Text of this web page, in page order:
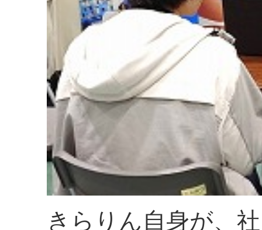
きらりん自身が、